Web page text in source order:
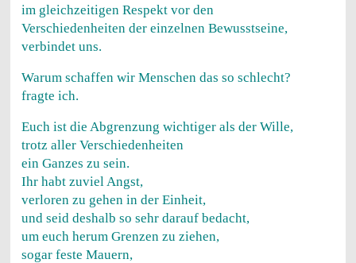
im gleichzeitigen Respekt vor den
Verschiedenheiten der einzelnen Bewusstseine,
verbindet uns.
Warum schaffen wir Menschen das so schlecht?
fragte ich.
Euch ist die Abgrenzung wichtiger als der Wille,
trotz aller Verschiedenheiten
ein Ganzes zu sein.
Ihr habt zuviel Angst,
verloren zu gehen in der Einheit,
und seid deshalb so sehr darauf bedacht,
um euch herum Grenzen zu ziehen,
sogar feste Mauern,